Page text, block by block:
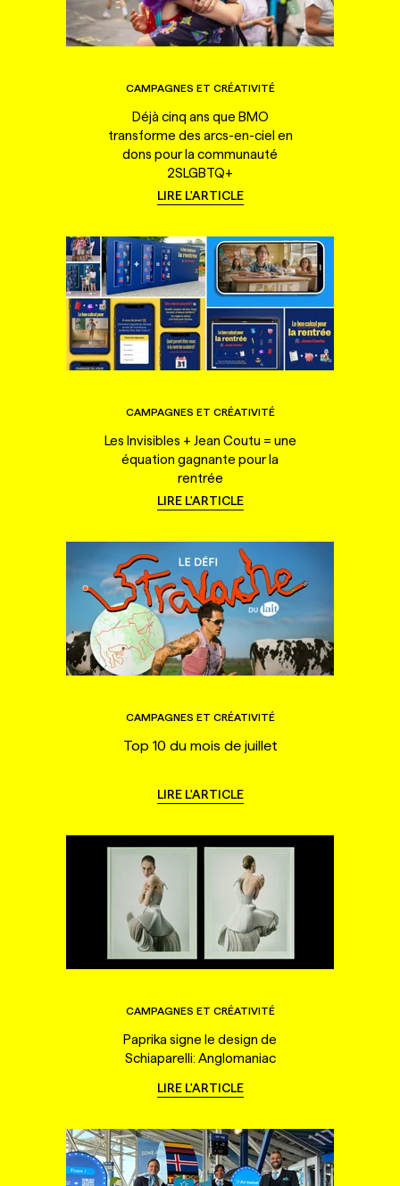
CAMPAGNES ET CRÉATIVITÉ
Déjà cinq ans que BMO
transforme des arcs-en-ciel en
dons pour la communauté
2SLGBTQ+
LIRE L'ARTICLE
CAMPAGNES ET CRÉATIVITÉ
Les Invisibles + Jean Coutu = une
équation gagnante pour la
rentrée
LIRE L'ARTICLE
CAMPAGNES ET CRÉATIVITÉ
Top 10 du mois de juillet
LIRE L'ARTICLE
CAMPAGNES ET CRÉATIVITÉ
Paprika signe le design de
Schiaparelli: Anglomaniac
LIRE L'ARTICLE